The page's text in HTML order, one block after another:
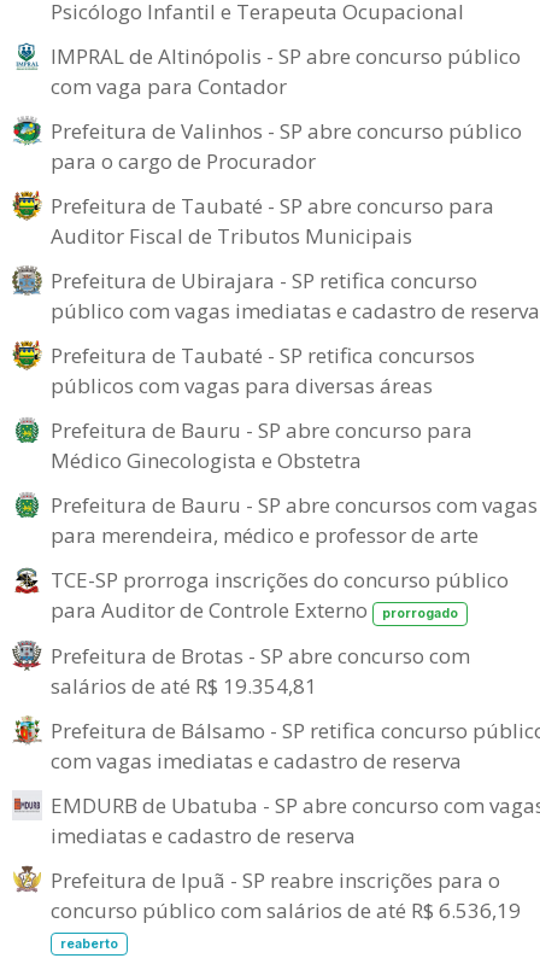
Psicólogo Infantil e Terapeuta Ocupacional
IMPRAL de Altinópolis - SP abre concurso público
com vaga para Contador
Prefeitura de Valinhos - SP abre concurso público
para o cargo de Procurador
Prefeitura de Taubaté - SP abre concurso para
Auditor Fiscal de Tributos Municipais
Prefeitura de Ubirajara - SP retifica concurso
público com vagas imediatas e cadastro de reserva
Prefeitura de Taubaté - SP retifica concursos
públicos com vagas para diversas áreas
Prefeitura de Bauru - SP abre concurso para
Médico Ginecologista e Obstetra
Prefeitura de Bauru - SP abre concursos com vagas
para merendeira, médico e professor de arte
TCE-SP prorroga inscrições do concurso público
para Auditor de Controle Externo
prorrogado
Prefeitura de Brotas - SP abre concurso com
salários de até R$ 19.354,81
Prefeitura de Bálsamo - SP retifica concurso
com vagas imediatas e cadastro de reserva
EMDURB de Ubatuba - SP abre concurso com
imediatas e cadastro de reserva
Prefeitura de Ipuã - SP reabre inscrições para o
concurso público com salários de até R$ 6.536,19
reaberto